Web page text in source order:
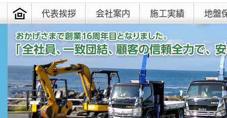
代表挨拶 会社案内 施工実績 地盤